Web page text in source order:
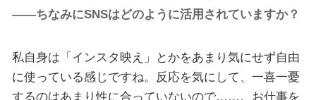
――ちなみにSNSはどのように活用されていますか？
私自身は「インスタ映え」とかをあまり気にせず自由
に使っている感じですね。反応を気にして、一喜一憂
するのはあまり性に合っていないので……。お仕事を